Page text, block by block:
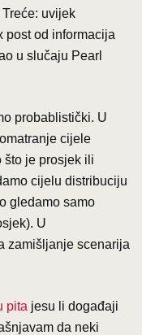
uvijek
post od informacija
u slučaju Pearl
probablistički. U
cijele
što je prosjek ili
cijelu distribuciju
gledamo samo
U
zamišljanje scenarija
pita jesu li događaji
da neki